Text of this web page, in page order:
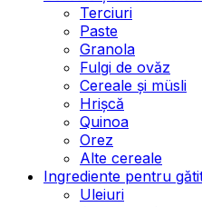
Terciuri
Paste
Granola
Fulgi de ovăz
Cereale și müsli
Hrișcă
Quinoa
Orez
Alte cereale
Ingrediente pentru
Uleiuri